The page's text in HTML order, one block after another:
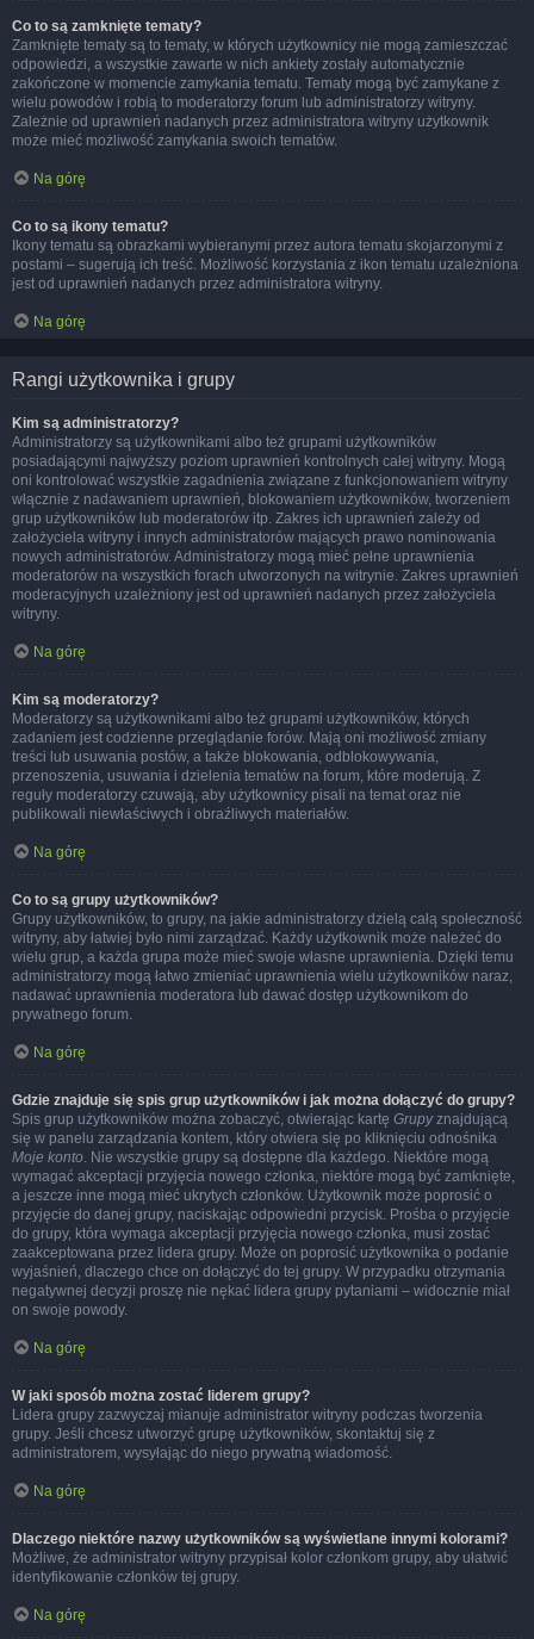
Co to są zamknięte tematy?
Zamknięte tematy są to tematy, w których użytkownicy nie mogą zamieszczać
odpowiedzi, a wszystkie zawarte w nich ankiety zostały automatycznie
zakończone w momencie zamykania tematu. Tematy mogą być zamykane z
wielu powodów i robią to moderatorzy forum lub administratorzy witryny.
Zależnie od uprawnień nadanych przez administratora witryny użytkownik
może mieć możliwość zamykania swoich tematów.
Na górę
Co to są ikony tematu?
Ikony tematu są obrazkami wybieranymi przez autora tematu skojarzonymi z
postami – sugerują ich treść. Możliwość korzystania z ikon tematu uzależniona
jest od uprawnień nadanych przez administratora witryny.
Na górę
Rangi użytkownika i grupy
Kim są administratorzy?
Administratorzy są użytkownikami albo też grupami użytkowników
posiadającymi najwyższy poziom uprawnień kontrolnych całej witryny. Mogą
oni kontrolować wszystkie zagadnienia związane z funkcjonowaniem witryny
włącznie z nadawaniem uprawnień, blokowaniem użytkowników, tworzeniem
grup użytkowników lub moderatorów itp. Zakres ich uprawnień zależy od
założyciela witryny i innych administratorów mających prawo nominowania
nowych administratorów. Administratorzy mogą mieć pełne uprawnienia
moderatorów na wszystkich forach utworzonych na witrynie. Zakres uprawnień
moderacyjnych uzależniony jest od uprawnień nadanych przez założyciela
witryny.
Na górę
Kim są moderatorzy?
Moderatorzy są użytkownikami albo też grupami użytkowników, których
zadaniem jest codzienne przeglądanie forów. Mają oni możliwość zmiany
treści lub usuwania postów, a także blokowania, odblokowywania,
przenoszenia, usuwania i dzielenia tematów na forum, które moderują. Z
reguły moderatorzy czuwają, aby użytkownicy pisali na temat oraz nie
publikowali niewłaściwych i obraźliwych materiałów.
Na górę
Co to są grupy użytkowników?
Grupy użytkowników, to grupy, na jakie administratorzy dzielą całą społeczność
witryny, aby łatwiej było nimi zarządzać. Każdy użytkownik może należeć do
wielu grup, a każda grupa może mieć swoje własne uprawnienia. Dzięki temu
administratorzy mogą łatwo zmieniać uprawnienia wielu użytkowników naraz,
nadawać uprawnienia moderatora lub dawać dostęp użytkownikom do
prywatnego forum.
Na górę
Gdzie znajduje się spis grup użytkowników i jak można dołączyć do grupy?
Spis grup użytkowników można zobaczyć, otwierając kartę Grupyznajdującą
się w panelu zarządzania kontem, który otwiera się po kliknięciu odnośnika
Moje konto. Nie wszystkie grupy są dostępne dla każdego. Niektóre mogą
wymagać akceptacji przyjęcia nowego członka, niektóre mogą być zamknięte,
a jeszcze inne mogą mieć ukrytych członków. Użytkownik może poprosić o
przyjęcie do danej grupy, naciskając odpowiedni przycisk. Prośba o przyjęcie
do grupy, która wymaga akceptacji przyjęcia nowego członka, musi zostać
zaakceptowana przez lidera grupy. Może on poprosić użytkownika o podanie
wyjaśnień, dlaczego chce on dołączyć do tej grupy. W przypadku otrzymania
negatywnej decyzji proszę nie nękać lidera grupy pytaniami – widocznie miał
on swoje powody.
Na górę
W jaki sposób można zostać liderem grupy?
Lidera grupy zazwyczaj mianuje administrator witryny podczas tworzenia
grupy. Jeśli chcesz utworzyć grupę użytkowników, skontaktuj się z
administratorem, wysyłając do niego prywatną wiadomość.
Na górę
Dlaczego niektóre nazwy użytkowników są wyświetlane innymi kolorami?
Możliwe, że administrator witryny przypisał kolor członkom grupy, aby ułatwić
identyfikowanie członków tej grupy.
Na górę